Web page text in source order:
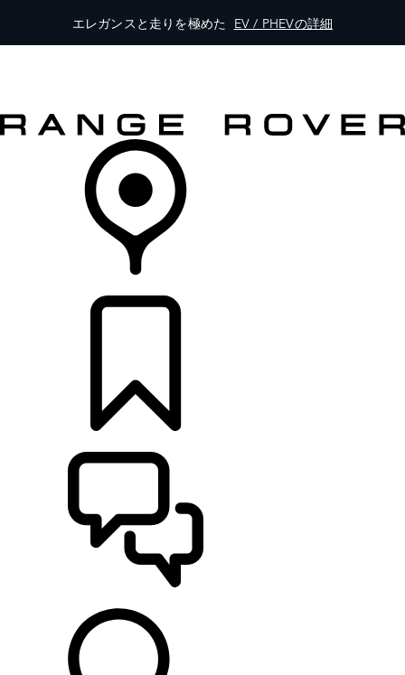
エレガンスと走りを極めた EV / PHEVの詳細